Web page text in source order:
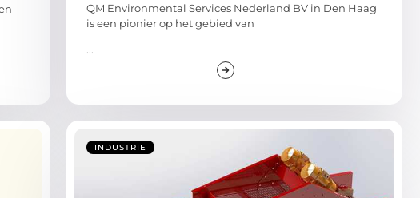
QM Environmental Services Nederland BV in Den Haag
is een pionier op het gebied van
...
INDUSTRIE